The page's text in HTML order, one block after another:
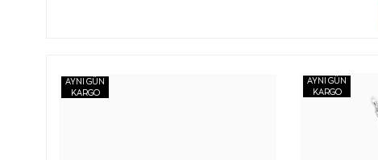
AYNI GÜN
KARGO
AYNI GÜN
KARGO